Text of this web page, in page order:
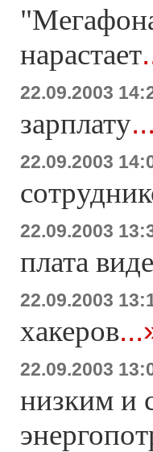
нарастает
22.09.2003
зарплату
22.09.2003
22.09.2003
плата
22.09.2003
хакеров
22.09.2003
низким и